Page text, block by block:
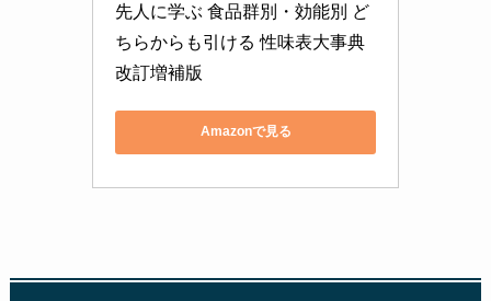
先人に学ぶ 食品群別・効能別 ど
ちらからも引ける 性味表大事典
改訂増補版
Amazonで見る